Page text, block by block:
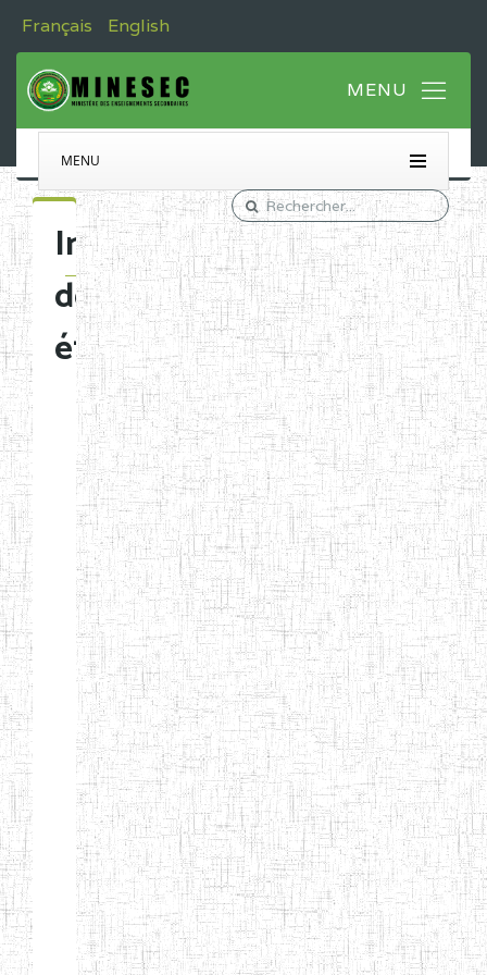
Français English
MENU
Immatriculation
des
établissements
Etablissements
d'enseignement
normal
ENI
Chercher:
Effacer les filtres
Denomination
Type